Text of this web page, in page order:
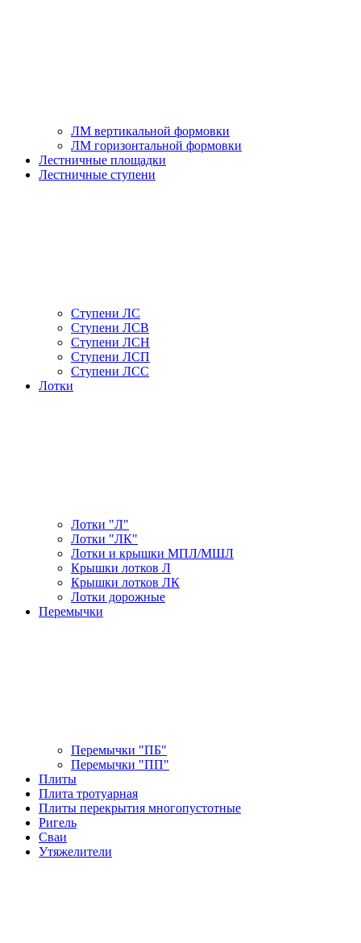
ЛМ вертикальной формовки
ЛМ горизонтальной формовки
Лестничные площадки
Лестничные ступени
Ступени ЛС
Ступени ЛСВ
Ступени ЛСН
Ступени ЛСП
Ступени ЛСС
Лотки
Лотки "Л"
Лотки "ЛК"
Лотки и крышки МПЛ/МШЛ
Крышки лотков Л
Крышки лотков ЛК
Лотки дорожные
Перемычки
Перемычки "ПБ"
Перемычки "ПП"
Плиты
Плита тротуарная
Плиты перекрытия многопустотные
Ригель
Сваи
Утяжелители